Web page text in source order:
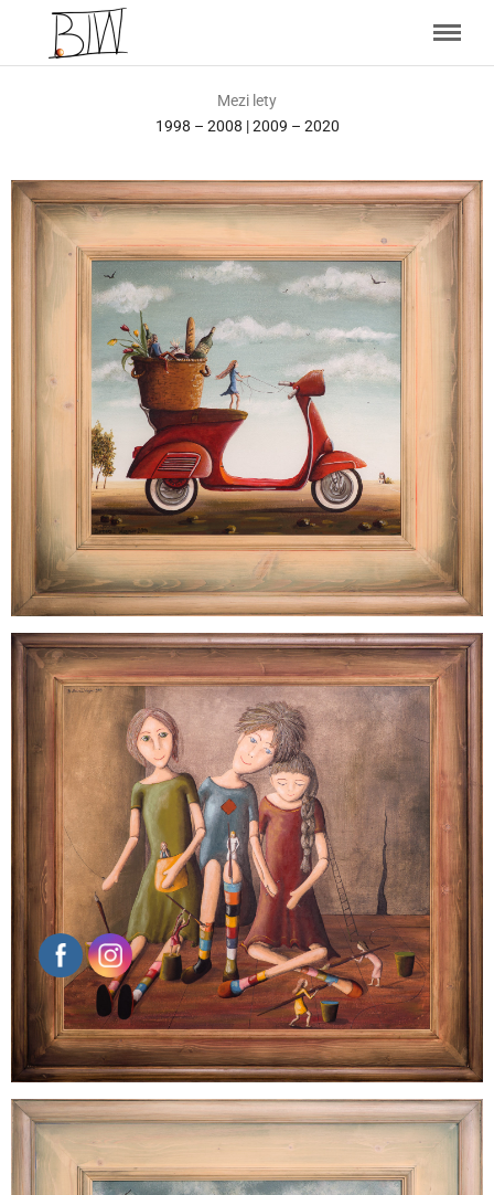
Mezi lety
1998 – 2008 | 2009 – 2020